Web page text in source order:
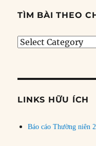
TÌM BÀI THEO
Tìm
đề
LINKS HỮU ÍCH
Báo cáo Thường niên